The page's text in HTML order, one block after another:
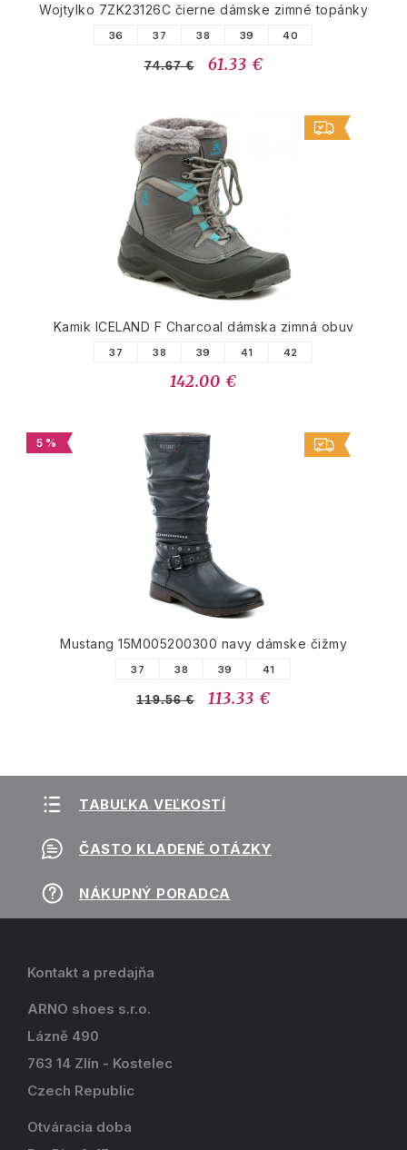
Wojtylko 7ZK23126C čierne dámske zimné topánky
36 37 38 39 40
74.67 € 61.33 €
Kamik ICELAND F Charcoal dámska zimná obuv
37 38 39 41 42
142.00 €
5 %
Mustang 15M005200300 navy dámske čižmy
37 38 39 41
119.56 € 113.33 €
TABUĽKA VEĽKOSTÍ
ČASTO KLADENÉ OTÁZKY
NÁKUPNÝ PORADCA
Kontakt a predajňa
ARNO shoes s.r.o.
Lázně 490
763 14 Zlín - Kostelec
Czech Republic
Otváracia doba